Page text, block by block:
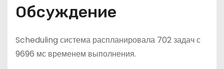
Обсуждение
Scheduling система распланировала 702 задач с
9696 мс временем выполнения.